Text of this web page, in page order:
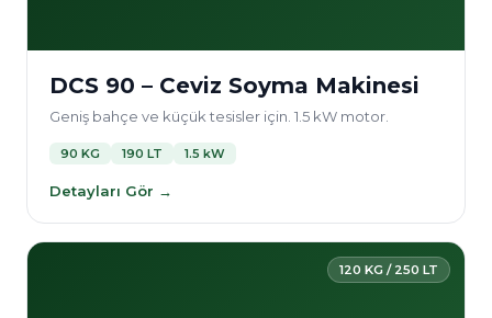
DCS 90 – Ceviz Soyma Makinesi
Geniş bahçe ve küçük tesisler için. 1.5 kW motor.
90 KG 190 LT 1.5 kW
Detayları Gör →
120 KG / 250 LT